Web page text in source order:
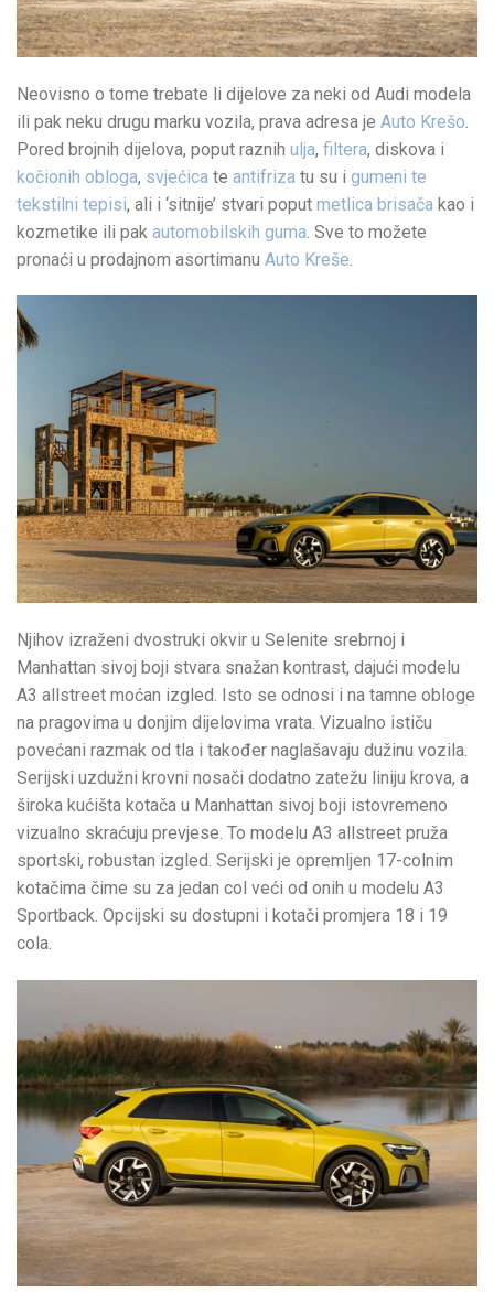
Neovisno o tome trebate li dijelove za neki od Audi modela
ili pak neku drugu marku vozila, prava adresa je Auto Krešo
Pored brojnih dijelova, poput raznih ulja, filtera, diskova i
kočionih obloga, svjećica te antifriza tu su i gumeni te
tekstilni tepisi, ali i ‘sitnije’ stvari poput metlica brisača kao i
kozmetike ili pak automobilskih guma . Sve to možete
pronaći u prodajnom asortimanu Auto Kreše
Njihov izraženi dvostruki okvir u Selenite srebrnoj i
Manhattan sivoj boji stvara snažan kontrast, dajući modelu
A3 allstreet moćan izgled. Isto se odnosi i na tamne obloge
na pragovima u donjim dijelovima vrata. Vizualno ističu
povećani razmak od tla i također naglašavaju dužinu vozila.
Serijski uzdužni krovni nosači dodatno zatežu liniju krova, a
široka kućišta kotača u Manhattan sivoj boji istovremeno
vizualno skraćuju prevjese. To modelu A3 allstreet pruža
sportski, robustan izgled. Serijski je opremljen 17-colnim
kotačima čime su za jedan col veći od onih u modelu A3
Sportback. Opcijski su dostupni i kotači promjera 18 i 19
cola.